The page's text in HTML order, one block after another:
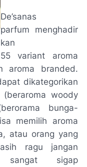
De’sanas
parfum menghadir
kan
55variant aroma
aroma branded.
dikategorikan
woody
bunga-
memilih aroma
atau orang yang
ragu jangan
sangat sigap